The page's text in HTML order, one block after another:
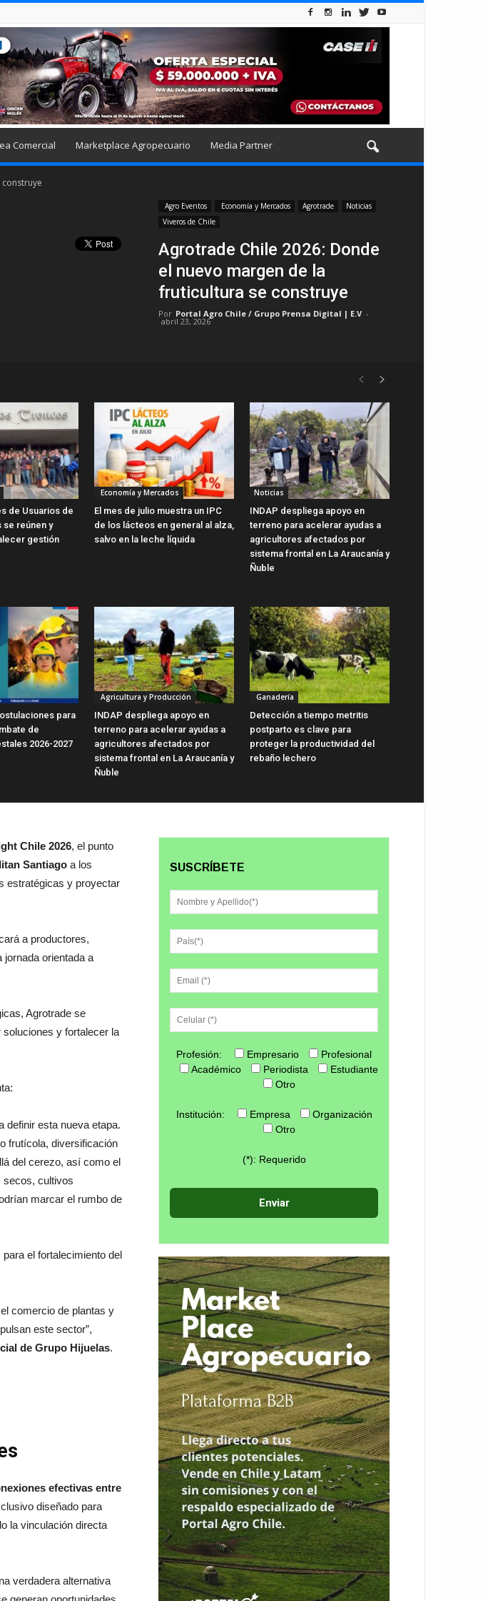
Comercial Marketplace Agropecuario Media Partner
Agro Eventos Economía y Mercados Agrotrade
Noticias
Viveros de Chile
Agrotrade Chile 2026: Donde
el nuevo margen de la
fruticultura se construye
Por Portal Agro Chile / Grupo Prensa Digital | E.V -
abril 23, 2026
de Usuarios de
se reúnen y
gestión
Economía y Mercados
El mes de julio muestra un IPC
de los lácteos en general al alza,
salvo en la leche líquida
Noticias
INDAP despliega apoyo en
terreno para acelerar ayudas a
agricultores afectados por
sistema frontal en La Araucanía y
Ñuble
para
de
2026-2027
Agricultura y Producción
INDAP despliega apoyo en
terreno para acelerar ayudas a
agricultores afectados por
sistema frontal en La Araucanía y
Ñuble
Ganadería
Detección a tiempo metritis
postparto es clave para
proteger la productividad del
rebaño lechero
Chile 2026, el punto
Santiago a los
estratégicas y proyectar
a productores,
orientada a
Agrotrade se
y fortalecer la
definir esta nueva etapa.
frutícola, diversificación
del cerezo, así como el
secos, cultivos
marcar el rumbo de
el fortalecimiento del
comercio de plantas y
este sector”,
de Grupo Hijuelas.
efectivas entre
diseñado para
la vinculación directa
verdadera alternativa
SUSCRÍBETE
Profesión: Empresario
Profesional
Académico
Periodista
Estudiante
Otro
Institución: Empresa
Organización
Otro
(*): Requerido